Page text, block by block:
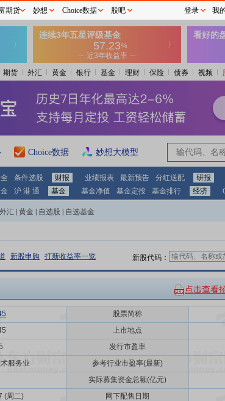
期货 外汇 黄金 银行 基金 理财 保险 债券 视频
Choice数据 妙想大模型
条件选股 财报 业绩报表 最新预告 分红送配 研报
沪 港 通 基金 基金净值 基金定投 基金排行 经济
外汇 黄金 自选股 自选基金
新股代码：
新股申购 打新收益率一览
点击查看
股票简称
上市地点
发行市盈率
服务业 参考行业市盈率(最新)
实际募集资金总额(亿元)
(周二) 网下配售日期
期货 妙想 Choice数据 股吧 登录 我